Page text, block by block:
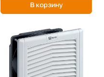
В корзину